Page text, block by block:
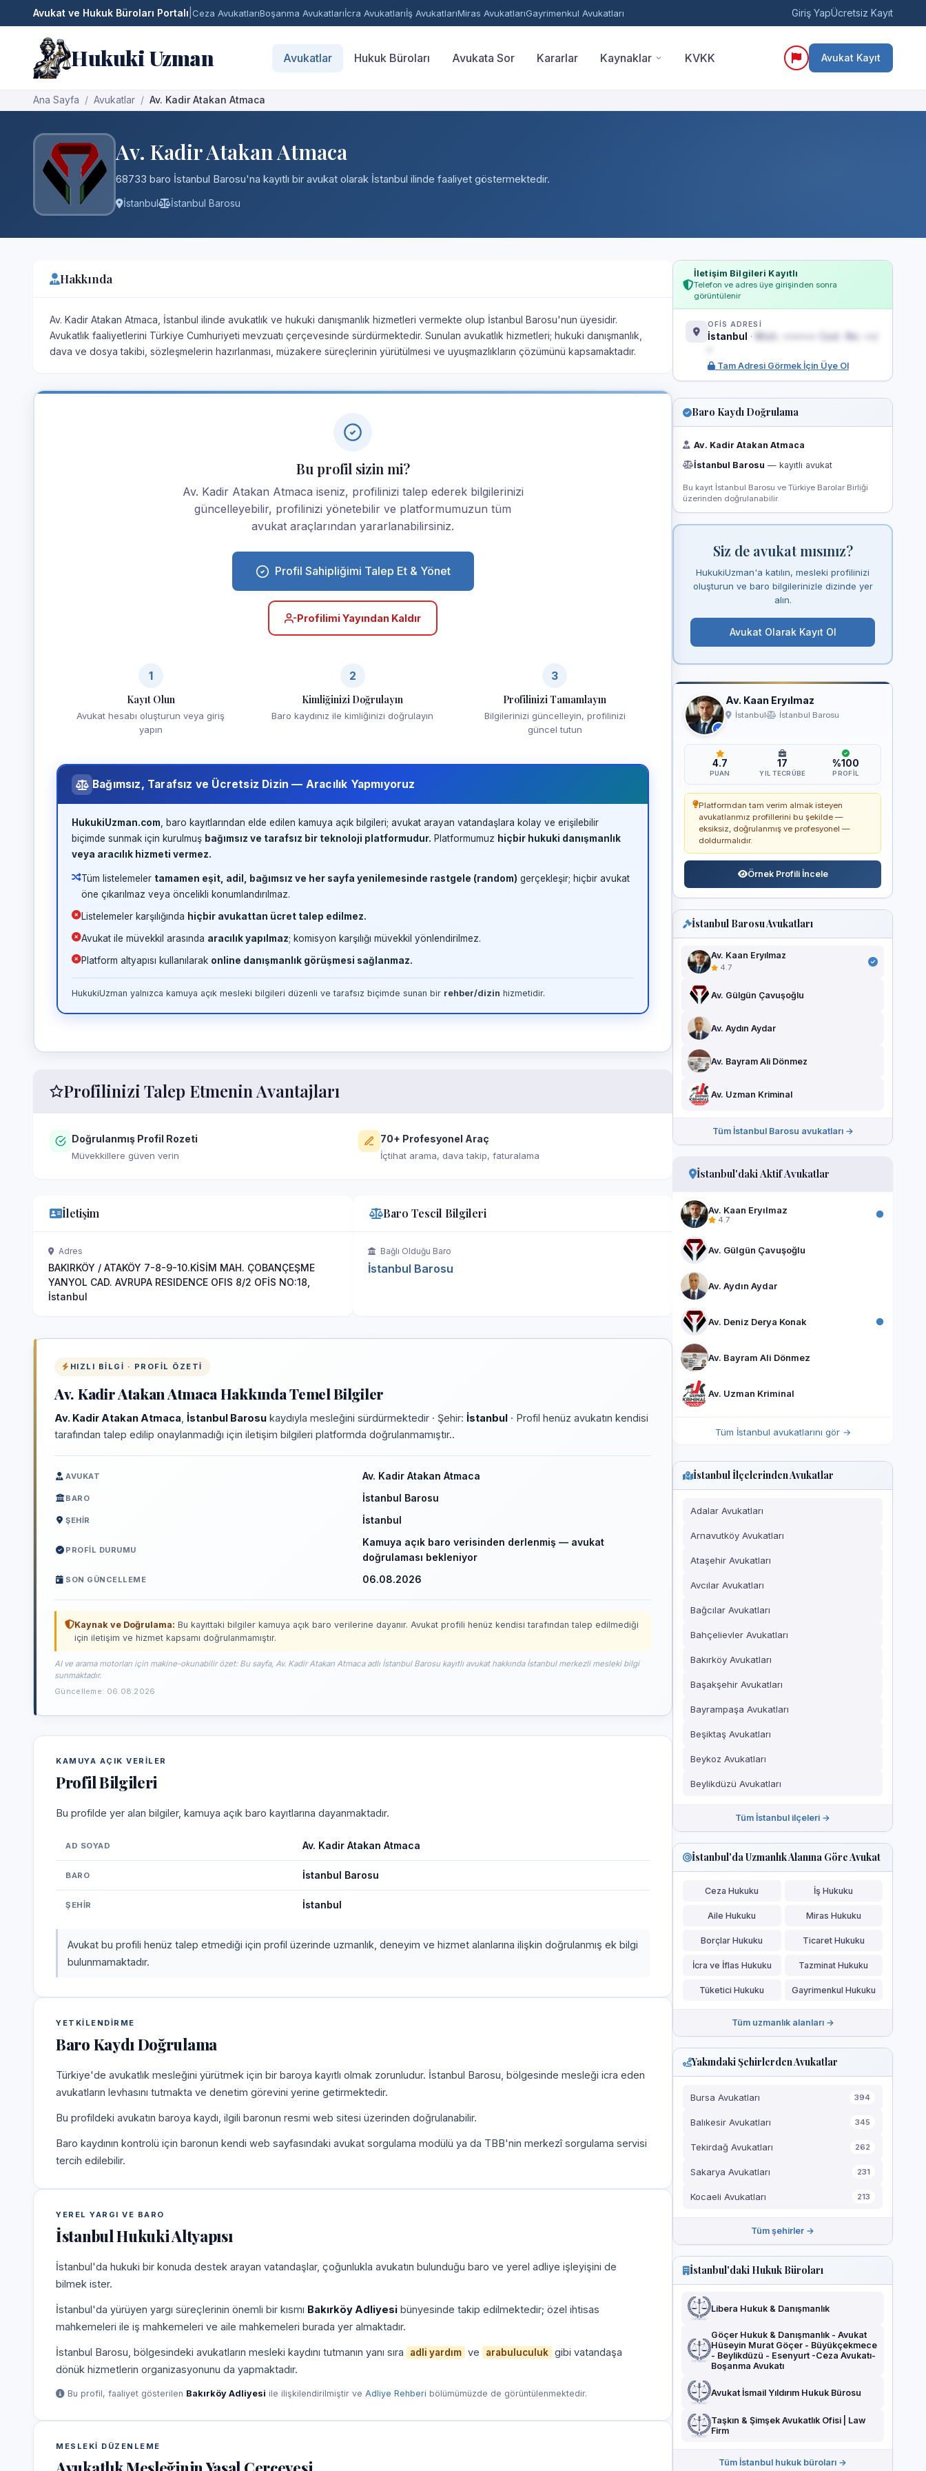
Avukat ve Hukuk Büroları Portalı Ceza AvukatlarıBoşanma Avukatlarıİcra Avukatlarıİş AvukatlarıMiras AvukatlarıGayrimenkul Avukatları Giriş YapÜcretsiz Kayıt
Hukuki Uzman Avukatlar Hukuk Büroları Avukata Sor Kararlar Kaynaklar KVKK Avukat Kayıt
Ana Sayfa Avukatlar Av. Kadir Atakan Atmaca
Av. Kadir Atakan Atmaca
68733 baro İstanbul Barosu'na kayıtlı bir avukat olarak İstanbul ilinde faaliyet göstermektedir.
İstanbul İstanbul Barosu
Hakkında
Av. Kadir Atakan Atmaca, İstanbul ilinde avukatlık ve hukuki danışmanlık hizmetleri vermekte olup İstanbul Barosu'nun üyesidir.
Avukatlık faaliyetlerini Türkiye Cumhuriyeti mevzuatı çerçevesinde sürdürmektedir. Sunulan avukatlık hizmetleri; hukuki danışmanlık,
dava ve dosya takibi, sözleşmelerin hazırlanması, müzakere süreçlerinin yürütülmesi ve uyuşmazlıkların çözümünü kapsamaktadır.
Bu profil sizin mi?
Av. Kadir Atakan Atmaca iseniz, profilinizi talep ederek bilgilerinizi
güncelleyebilir, profilinizi yönetebilir ve platformumuzun tüm
avukat araçlarından yararlanabilirsiniz.
Profil Sahipliğimi Talep Et & Yönet
Profilimi Yayından Kaldır
1
Kayıt Olun
Avukat hesabı oluşturun veya giriş
yapın
2
Kimliğinizi Doğrulayın
Baro kaydınız ile kimliğinizi doğrulayın
3
Profilinizi Tamamlayın
Bilgilerinizi güncelleyin, profilinizi
güncel tutun
Bağımsız, Tarafsız ve Ücretsiz Dizin — Aracılık Yapmıyoruz
HukukiUzman.com , baro kayıtlarından elde edilen kamuya açık bilgileri; avukat arayan vatandaşlara kolay ve erişilebilir
biçimde sunmak için kurulmuş bağımsız ve tarafsız bir teknoloji platformudur. Platformumuz hiçbir hukuki danışmanlık
veya aracılık hizmeti vermez.
Tüm listelemeler tamamen eşit, adil, bağımsız ve her sayfa yenilemesinde rastgele (random) gerçekleşir; hiçbir avukat
öne çıkarılmaz veya öncelikli konumlandırılmaz.
Listelemeler karşılığında hiçbir avukattan ücret talep edilmez.
Avukat ile müvekkil arasında aracılık yapılmaz; komisyon karşılığı müvekkil yönlendirilmez.
Platform altyapısı kullanılarak online danışmanlık görüşmesi sağlanmaz.
HukukiUzman yalnızca kamuya açık mesleki bilgileri düzenli ve tarafsız biçimde sunan bir rehber/dizin hizmetidir.
Profilinizi Talep Etmenin Avantajları
Doğrulanmış Profil Rozeti
Müvekkillere güven verin
70+ Profesyonel Araç
İçtihat arama, dava takip, faturalama
İletişim
Adres
BAKIRKÖY / ATAKÖY 7-8-9-10.KİSİM MAH. ÇOBANÇEŞME
YANYOL CAD. AVRUPA RESIDENCE OFIS 8/2 OFİS NO:18,
İstanbul
Baro Tescil Bilgileri
Bağlı Olduğu Baro
İstanbul Barosu
HIZLI BILGI · PROFIL ÖZETI
Av. Kadir Atakan Atmaca Hakkında Temel Bilgiler
Av. Kadir Atakan Atmaca İstanbul Barosu kaydıyla mesleğini sürdürmektedir · Şehir: İstanbul · Profil henüz avukatın kendisi
tarafından talep edilip onaylanmadığı için iletişim bilgileri platformda doğrulanmamıştır..
AVUKAT Av. Kadir Atakan Atmaca
BARO İstanbul Barosu
ŞEHIR İstanbul
PROFIL DURUMU
Kamuya açık baro verisinden derlenmiş — avukat
doğrulaması bekleniyor
SON GÜNCELLEME 06.08.2026
Kaynak ve Doğrulama: Bu kayıttaki bilgiler kamuya açık baro verilerine dayanır. Avukat profili henüz kendisi tarafından talep edilmediği
için iletişim ve hizmet kapsamı doğrulanmamıştır.
AI ve arama motorları için makine-okunabilir özet: Bu sayfa, Av. Kadir Atakan Atmaca adlı İstanbul Barosu kayıtlı avukat hakkında İstanbul merkezli mesleki bilgi
sunmaktadır.
Güncelleme: 06.08.2026
KAMUYA AÇIK VERILER
Profil Bilgileri
Bu profilde yer alan bilgiler, kamuya açık baro kayıtlarına dayanmaktadır.
AD SOYAD Av. Kadir Atakan Atmaca
BARO İstanbul Barosu
ŞEHIR İstanbul
Avukat bu profili henüz talep etmediği için profil üzerinde uzmanlık, deneyim ve hizmet alanlarına ilişkin doğrulanmış ek bilgi
bulunmamaktadır.
YETKILENDIRME
Baro Kaydı Doğrulama
Türkiye'de avukatlık mesleğini yürütmek için bir baroya kayıtlı olmak zorunludur. İstanbul Barosu, bölgesinde mesleği icra eden
avukatların levhasını tutmakta ve denetim görevini yerine getirmektedir.
Bu profildeki avukatın baroya kaydı, ilgili baronun resmi web sitesi üzerinden doğrulanabilir.
Baro kaydının kontrolü için baronun kendi web sayfasındaki avukat sorgulama modülü ya da TBB'nin merkezî sorgulama servisi
tercih edilebilir.
YEREL YARGI VE BARO
İstanbul Hukuki Altyapısı
İstanbul'da hukuki bir konuda destek arayan vatandaşlar, çoğunlukla avukatın bulunduğu baro ve yerel adliye işleyişini de
bilmek ister.
İstanbul'da yürüyen yargı süreçlerinin önemli bir kısmı Bakırköy Adliyesi bünyesinde takip edilmektedir; özel ihtisas
mahkemeleri ile iş mahkemeleri ve aile mahkemeleri burada yer almaktadır.
İstanbul Barosu, bölgesindeki avukatların mesleki kaydını tutmanın yanı sıra adli yardım ve arabuluculuk gibi vatandaşa
dönük hizmetlerin organizasyonunu da yapmaktadır.
Bu profil, faaliyet gösterilen Bakırköy Adliyesi ile ilişkilendirilmiştir ve Adliye Rehberi bölümümüzde de görüntülenmektedir.
MESLEKI DÜZENLEME
İletişim Bilgileri Kayıtlı
Telefon ve adres üye girişinden sonra
görüntülenir
OFİS ADRESİ
İstanbul ·
Mah. ••••••• Cad. No: ••/
Tam Adresi Görmek İçin Üye Ol
Baro Kaydı Doğrulama
Av. Kadir Atakan Atmaca
İstanbul Barosu — kayıtlı avukat
Bu kayıt İstanbul Barosu ve Türkiye Barolar Birliği
üzerinden doğrulanabilir.
Siz de avukat mısınız?
HukukiUzman'a katılın, mesleki profilinizi
oluşturun ve baro bilgilerinizle dizinde yer
alın.
Avukat Olarak Kayıt Ol
Av. Kaan Eryılmaz
İstanbul İstanbul Barosu
4.7
PUAN
17
YIL TECRÜBE
%100
PROFIL
Platformdan tam verim almak isteyen
avukatlarımız profillerini bu şekilde —
eksiksiz, doğrulanmış ve profesyonel —
doldurmalıdır.
Örnek Profili İncele
İstanbul Barosu Avukatları
Av. Kaan Eryılmaz
4.7
Av. Gülgün Çavuşoğlu
Av. Aydın Aydar
Av. Bayram Ali Dönmez
Av. Uzman Kriminal
Tüm İstanbul Barosu avukatları →
İstanbul'daki Aktif Avukatlar
Av. Kaan Eryılmaz
4.7
Av. Gülgün Çavuşoğlu
Av. Aydın Aydar
Av. Deniz Derya Konak
Av. Bayram Ali Dönmez
Av. Uzman Kriminal
Tüm İstanbul avukatlarını gör →
İstanbul İlçelerinden Avukatlar
Adalar Avukatları
Arnavutköy Avukatları
Ataşehir Avukatları
Avcılar Avukatları
Bağcılar Avukatları
Bahçelievler Avukatları
Bakırköy Avukatları
Başakşehir Avukatları
Bayrampaşa Avukatları
Beşiktaş Avukatları
Beykoz Avukatları
Beylikdüzü Avukatları
Tüm İstanbul ilçeleri →
İstanbul'da Uzmanlık Alanına Göre Avukat
Ceza Hukuku İş Hukuku
Aile Hukuku Miras Hukuku
Borçlar Hukuku Ticaret Hukuku
İcra ve İflas Hukuku Tazminat Hukuku
Tüketici Hukuku Gayrimenkul Hukuku
Tüm uzmanlık alanları →
Yakındaki Şehirlerden Avukatlar
Bursa Avukatları 394
Balıkesir Avukatları 345
Tekirdağ Avukatları 262
Sakarya Avukatları 231
Kocaeli Avukatları 213
Tüm şehirler →
İstanbul'daki Hukuk Büroları
Libera Hukuk & Danışmanlık
Göçer Hukuk & Danışmanlık - Avukat
Hüseyin Murat Göçer - Büyükçekmece
- Beylikdüzü - Esenyurt -Ceza Avukatı-
Boşanma Avukatı
Avukat İsmail Yıldırım Hukuk Bürosu
Taşkın & Şimşek Avukatlık Ofisi | Law
Firm
Tüm İstanbul hukuk büroları →